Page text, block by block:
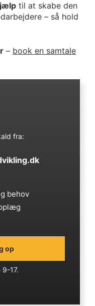
til at skabe den
– så hold
– book en samtale
fra:
behov
op
17.